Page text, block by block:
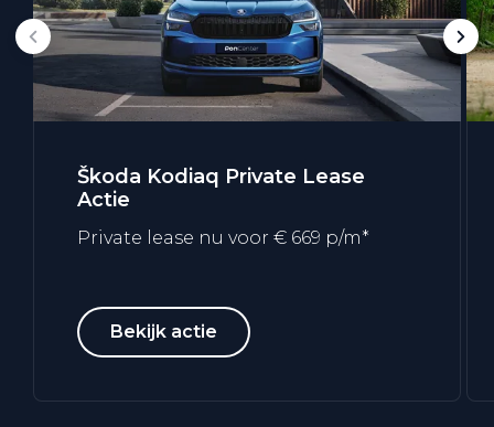
Škoda Kodiaq Private Lease
Actie
Private lease nu voor € 669 p/m*
Bekijk actie